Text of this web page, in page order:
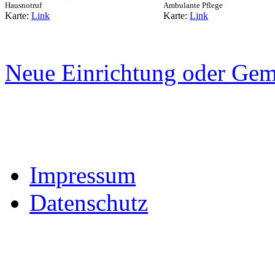
Hausnotruf
Karte: Link
Ambulante Pflege
Karte: Link
Neue Einrichtung oder
Impressum
Datenschutz